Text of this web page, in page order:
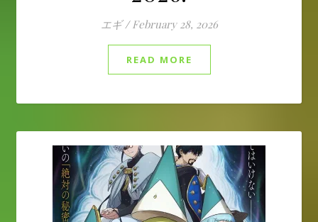
エギ / February 28, 2026
READ MORE